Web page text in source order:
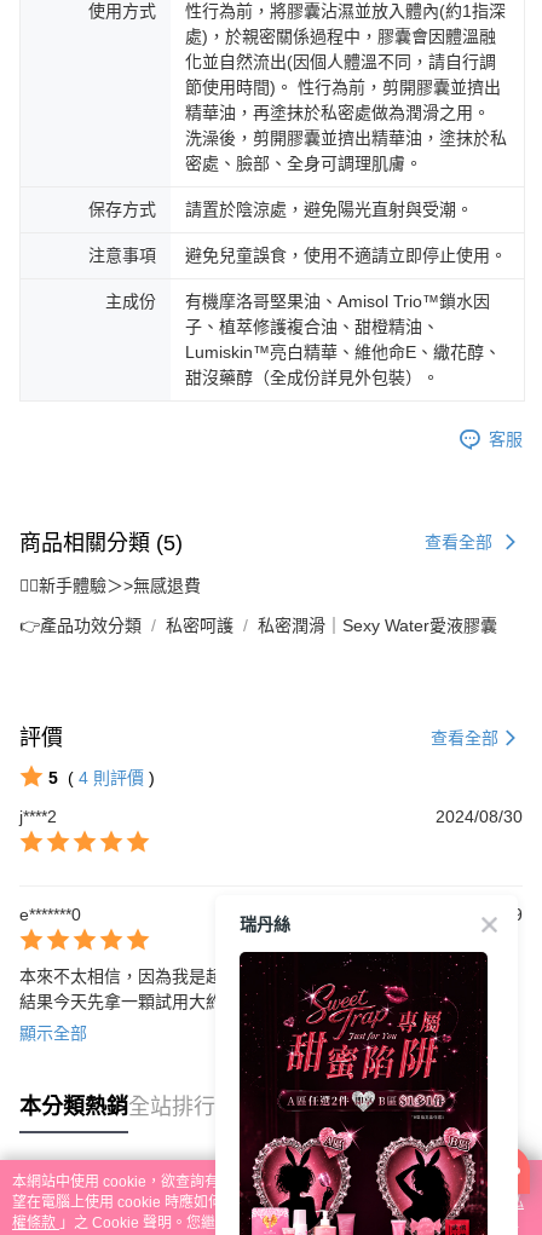
使用方式
性行為前，將膠囊沾濕並放入體內(約1指深
處)，於親密關係過程中，膠囊會因體溫融
化並自然流出(因個人體溫不同，請自行調
節使用時間)。 性行為前，剪開膠囊並擠出
精華油，再塗抹於私密處做為潤滑之用。
洗澡後，剪開膠囊並擠出精華油，塗抹於私
密處、臉部、全身可調理肌膚。
保存方式 請置於陰涼處，避免陽光直射與受潮。
注意事項 避免兒童誤食，使用不適請立即停止使用。
主成份
有機摩洛哥堅果油、Amisol Trio™鎖水因
子、植萃修護複合油、甜橙精油、
Lumiskin™亮白精華、維他命E、繖花醇、
甜沒藥醇（全成份詳見外包裝）。
客服
商品相關分類 (5) 查看全部
🙋‍♀️新手體驗＞>無感退費
👉產品功效分類 私密呵護 私密潤滑｜Sexy Water愛液膠囊
評價 查看全部
5 ( 4 則評價 )
j****2
2024/08/30
e*******0 2023/11/29
本來不太相信，因為我是超級乾燥的人
結果今天先拿一顆試用大約10分鐘左右真的變得很濕潤，整個變得
很滑順，也沒有融化不完全的地方
顯示全部
本分類熱銷全站排行
熱門標籤
本網站中使用 cookie，欲查詢有關本網站使用 cookie 方式之詳情，及若您不希
望在電腦上使用 cookie 時應如何變更電腦的 cookie 設定，請參閱本網站「
隱私
權條款 」之 Cookie 聲明。您繼續使用本網站即表示您同意本公司得按本網站使
瑞丹絲